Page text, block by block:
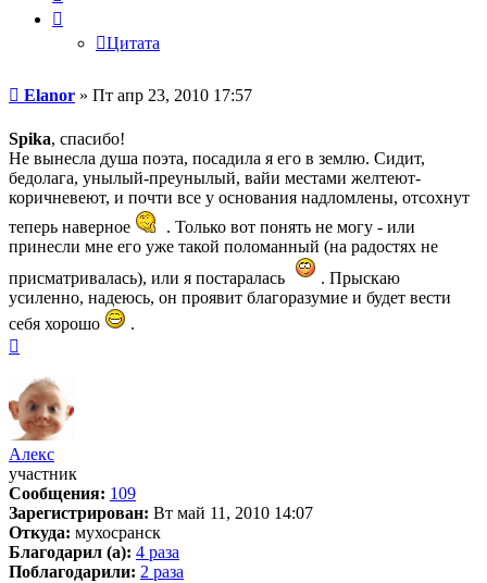
Цитата
Сообщение
Elanor » Пт апр 23, 2010 17:57
Spika, спасибо!
Не вынесла душа поэта, посадила я его в землю. Сидит,
бедолага, унылый-преунылый, вайи местами желтеют-
коричневеют, и почти все у основания надломлены, отсохнут
теперь наверное
. Только вот понять не могу - или
принесли мне его уже такой поломанный (на радостях не
присматривалась), или я постаралась
. Прыскаю
усиленно, надеюсь, он проявит благоразумие и будет вести
себя хорошо
.
началу
Алекс
участник
Сообщения: 109
Зарегистрирован: Вт май 11, 2010 14:07
Откуда: мухосранск
Благодарил (а): 4 раза
Поблагодарили: 2 раза